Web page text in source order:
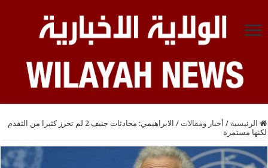
الرئيسية / أخبار ومقالات /
الابراهيمي: محادثات جنيف 2 لم تحرز كثيرا من التقدم
لكنها مستمرة